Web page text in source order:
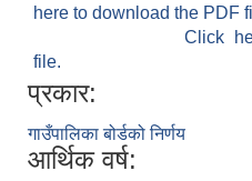
here to download the PDF
Click
file.
प्रकार:
गाउँपालिका बोर्डको निर्णय
आर्थिक वर्ष: